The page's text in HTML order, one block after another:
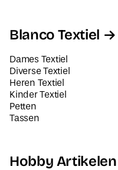
Blanco Textiel
Dames Textiel
Diverse Textiel
Heren Textiel
Kinder Textiel
Petten
Tassen
Hobby Artikelen